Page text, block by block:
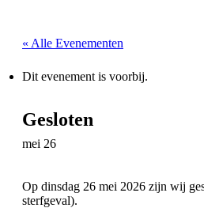
« Alle Evenementen
Dit evenement is voorbij.
Gesloten
mei 26
Op dinsdag 26 mei 2026 zijn wij
sterfgeval).